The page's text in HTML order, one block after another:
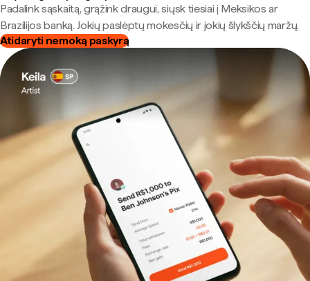
Padalink sąskaitą, grąžink draugui, siųsk tiesiai į Meksikos ar
Brazilijos banką. Jokių paslėptų mokesčių ir jokių šlykščių maržų.
Atidaryti nemoką paskyrą